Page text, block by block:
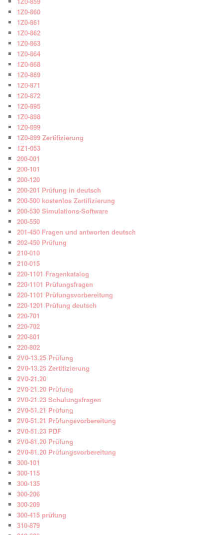
1Z0-860
1Z0-861
1Z0-862
1Z0-863
1Z0-864
1Z0-868
1Z0-869
1Z0-871
1Z0-872
1Z0-895
1Z0-898
1Z0-899
1Z0-899 Zertifizierung
1Z1-053
200-001
200-101
200-120
200-201 Prüfung in deutsch
200-500 kostenlos Zertifizierung
200-530 Simulations-Software
200-550
201-450 Fragen und antworten deutsch
202-450 Prüfung
210-010
210-015
220-1101 Fragenkatalog
220-1101 Prüfungsfragen
220-1101 Prüfungsvorbereitung
220-1201 Prüfung deutsch
220-701
220-702
220-801
220-802
2V0-13.25 Prüfung
2V0-13.25 Zertifizierung
2V0-21.20
2V0-21.20 Prüfung
2V0-21.23 Schulungsfragen
2V0-51.21 Prüfung
2V0-51.21 Prüfungsvorbereitung
2V0-51.23 PDF
2V0-81.20 Prüfung
2V0-81.20 Prüfungsvorbereitung
300-101
300-115
300-135
300-206
300-209
300-415 prüfung
310-879